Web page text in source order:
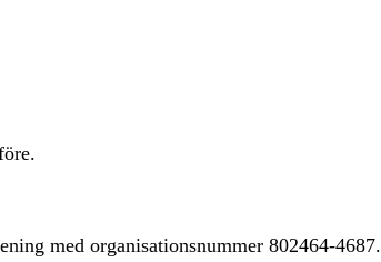
med organisationsnummer 802464-4687.